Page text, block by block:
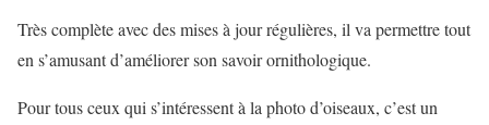
Très complète avec des mises à jour régulières, il va permettre tout
en s’amusant d’améliorer son savoir ornithologique.
Pour tous ceux qui s’intéressent à la photo d’oiseaux, c’est un